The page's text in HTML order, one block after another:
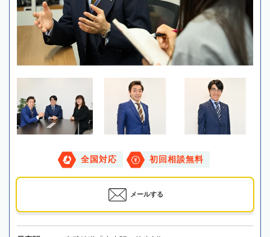
全国対応 初回相談無料
メールする